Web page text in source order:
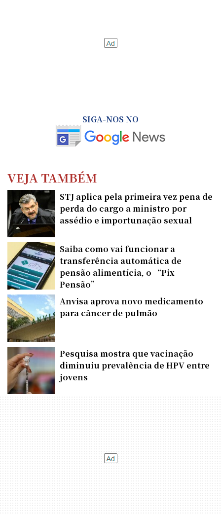
SIGA-NOS NO
VEJA TAMBÉM
STJ aplica pela primeira vez pena de
perda do cargo a ministro por
assédio e importunação sexual
Saiba como vai funcionar a
transferência automática de
pensão alimentícia, o “Pix
Pensão”
Anvisa aprova novo medicamento
para câncer de pulmão
Pesquisa mostra que vacinação
diminuiu prevalência de HPV entre
jovens